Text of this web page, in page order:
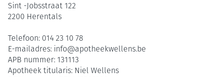
Sint -Jobsstraat 122
2200 Herentals
Telefoon: 014 23 10 78
E-mailadres: info@apotheekwellens.be
APB nummer: 131113
Apotheek titularis: Niel Wellens